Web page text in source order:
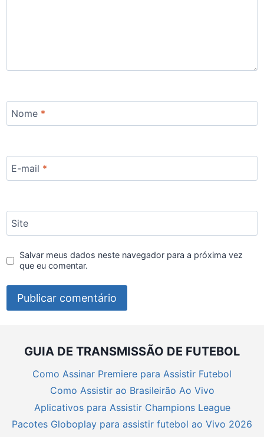
Nome *
E-mail *
Site
Salvar meus dados neste navegador para a próxima vez
que eu comentar.
GUIA DE TRANSMISSÃO DE FUTEBOL
Como Assinar Premiere para Assistir Futebol
Como Assistir ao Brasileirão Ao Vivo
Aplicativos para Assistir Champions League
Pacotes Globoplay para assistir futebol ao Vivo 2026